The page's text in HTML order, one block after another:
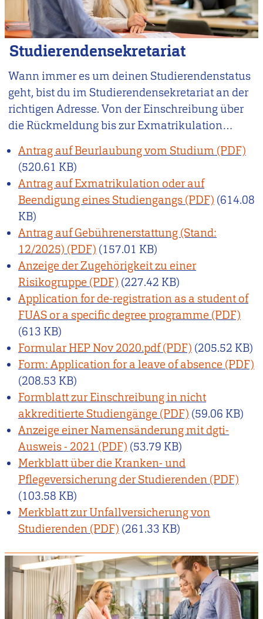
Studierendensekretariat
Wann immer es um deinen Studierendenstatus
geht, bist du im Studierendensekretariat an der
richtigen Adresse. Von der Einschreibung über
die Rückmeldung bis zur Exmatrikulation…
Antrag auf Beurlaubung vom Studium
(520.61 KB)
Antrag auf Exmatrikulation oder auf
Beendigung eines Studiengangs
(614.08
KB)
Antrag auf Gebührenerstattung (Stand:
12/2025)
(157.01 KB)
Anzeige der Zugehörigkeit zu einer
Risikogruppe
(227.42 KB)
Application for de-registration as a student of
FUAS or a specific degree programme
(613 KB)
Formular HEP Nov 2020.pdf
(205.52 KB)
Form: Application for a leave of absence
(208.53 KB)
Formblatt zur Einschreibung in nicht
akkreditierte Studiengänge
(59.06 KB)
Anzeige einer Namensänderung mit dgti-
Ausweis - 2021
(53.79 KB)
Merkblatt über die Kranken- und
Pflegeversicherung der Studierenden
(103.58 KB)
Merkblatt zur Unfallversicherung von
Studierenden
(261.33 KB)